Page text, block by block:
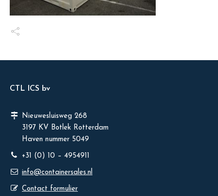
CTL ICS bv
Nieuwesluisweg 268
3197 KV Botlek Rotterdam
Haven nummer 5049
+31 (0) 10 – 4954911
info@containersales.nl
Contact formulier